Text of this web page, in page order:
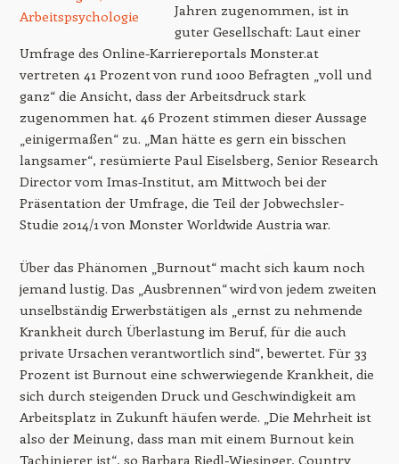
Jahren zugenommen, ist in
guter Gesellschaft: Laut einer
Umfrage des Online-Karriereportals Monster.at
vertreten 41 Prozent von rund 1000 Befragten „voll und
ganz“ die Ansicht, dass der Arbeitsdruck stark
zugenommen hat. 46 Prozent stimmen dieser Aussage
„einigermaßen“ zu. „Man hätte es gern ein bisschen
langsamer“, resümierte Paul Eiselsberg, Senior Research
Director vom Imas-Institut, am Mittwoch bei der
Präsentation der Umfrage, die Teil der Jobwechsler-
Studie 2014/1 von Monster Worldwide Austria war.
Über das Phänomen „Burnout“ macht sich kaum noch
jemand lustig. Das „Ausbrennen“ wird von jedem zweiten
unselbständig Erwerbstätigen als „ernst zu nehmende
Krankheit durch Überlastung im Beruf, für die auch
private Ursachen verantwortlich sind“, bewertet. Für 33
Prozent ist Burnout eine schwerwiegende Krankheit, die
sich durch steigenden Druck und Geschwindigkeit am
Arbeitsplatz in Zukunft häufen werde. „Die Mehrheit ist
also der Meinung, dass man mit einem Burnout kein
Tachinierer ist“, so Barbara Riedl-Wiesinger, Country